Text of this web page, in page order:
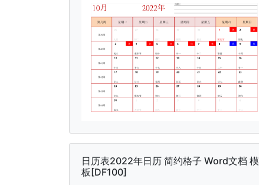
日历表2022年日历 简约格子 Word文档 模
板[DF100]